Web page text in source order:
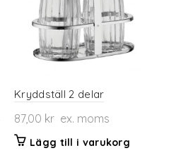
Kryddställ 2 delar
87,00 kr ex. moms
Lägg till i varukorg